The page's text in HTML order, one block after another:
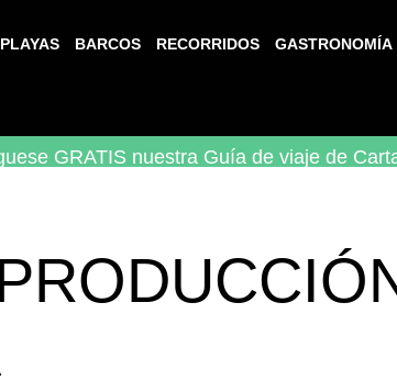
PLAYAS BARCOS RECORRIDOS GASTRONOMÍA
GRATIS nuestra Guía de viaje de